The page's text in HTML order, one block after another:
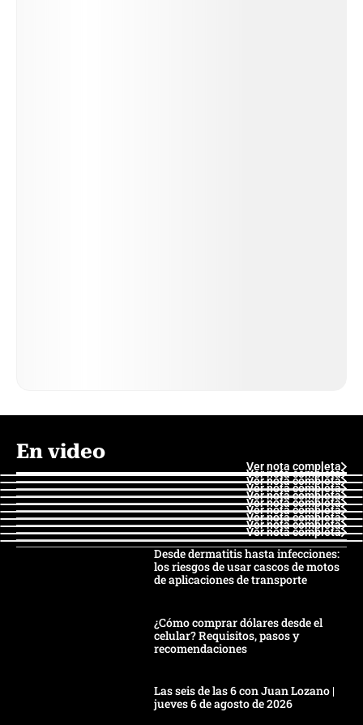
En video
Ver nota completa
Ver nota completa
Ver nota completa
Ver nota completa
Ver nota completa
Ver nota completa
Ver nota completa
Ver nota completa
Ver nota completa
Ver nota completa
Desde dermatitis hasta infecciones:
los riesgos de usar cascos de motos
de aplicaciones de transporte
¿Cómo comprar dólares desde el
celular? Requisitos, pasos y
recomendaciones
Las seis de las 6 con Juan Lozano |
jueves 6 de agosto de 2026